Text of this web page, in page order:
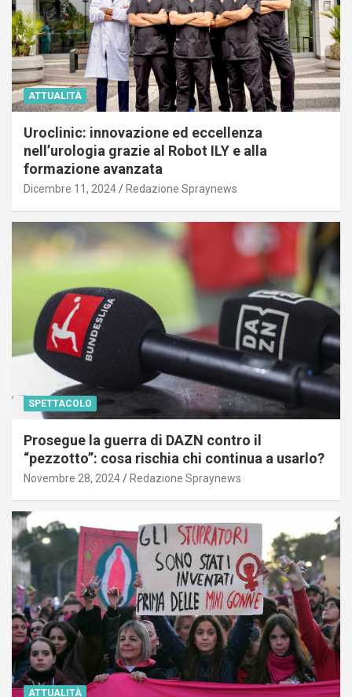
ATTUALITÀ
Uroclinic: innovazione ed eccellenza
nell’urologia grazie al Robot ILY e alla
formazione avanzata
Dicembre 11, 2024 Redazione Spraynews
SPETTACOLO
Prosegue la guerra di DAZN contro il
“pezzotto”: cosa rischia chi continua a usarlo?
Novembre 28, 2024 Redazione Spraynews
ATTUALITÀ